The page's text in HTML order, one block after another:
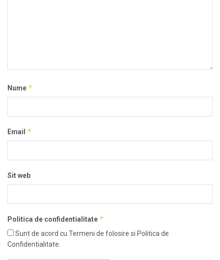
Nume *
Email *
Sit web
Politica de confidentialitate *
Sunt de acord cu Termeni de folosire si Politica de
Confidentialitate.